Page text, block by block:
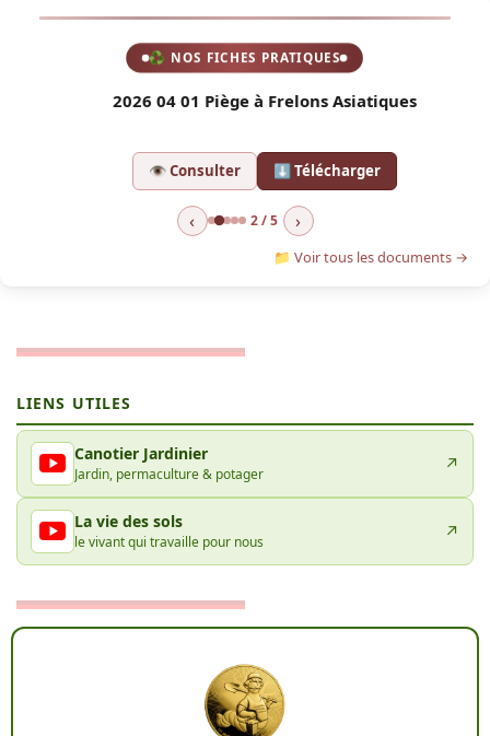
♻ NOS FICHES PRATIQUES
2026 04 01 Piège à Frelons Asiatiques
👁 Consulter ⬇ Télécharger
‹ 2 / 5 ›
📁 Voir tous les documents →
LIENS UTILES
Canotier Jardinier
Jardin, permaculture & potager ↗
La vie des sols
le vivant qui travaille pour nous ↗